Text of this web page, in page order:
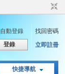
自動登錄
找回密碼
登錄 立即註冊
快捷導航